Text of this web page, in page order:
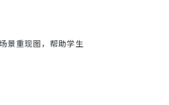
景重现图，帮助学生